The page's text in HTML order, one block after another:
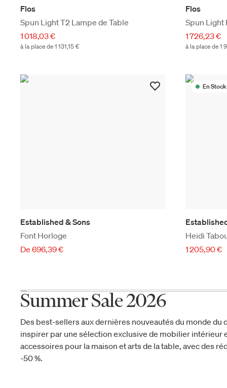
Flos
Spun Light T2 Lampe de Table
1 018,03 €
à la place de 1 131,15 €
Flos
Spun Light
1 726,23 €
à la place de 1
Established & Sons
Font Horloge
De 696,39 €
En Stock
Heidi
1 205,90 €
Summer Sale 2026
Des best-sellers aux dernières nouveautés du monde du
inspirer par une sélection exclusive de mobilier intérieur
accessoires pour la maison et arts de la table, avec des
-50 %.